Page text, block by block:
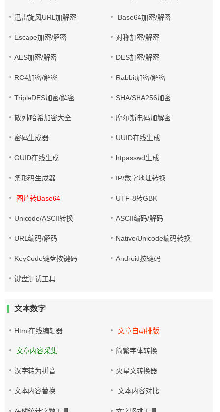
迅雷旋风URL加解密 Base64加密/解密
Escape加密/解密 对称加密/解密
AES加密/解密 DES加密/解密
RC4加密/解密 Rabbit加密/解密
TripleDES加密/解密 SHA/SHA256加密
散列/哈希加密大全 摩尔斯电码加解密
密码生成器 UUID在线生成
GUID在线生成 htpasswd生成
条形码生成器 IP/数字地址转换
图片转Base64 UTF-8转GBK
Unicode/ASCII转换 ASCII编码/解码
URL编码/解码 Native/Unicode编码转换
KeyCode键盘按键码 Android按键码
键盘测试工具
文本数字
Html在线编辑器 文章自动排版
文章内容采集 简繁字体转换
汉字转为拼音 火星文转换器
文本内容替换 文本内容对比